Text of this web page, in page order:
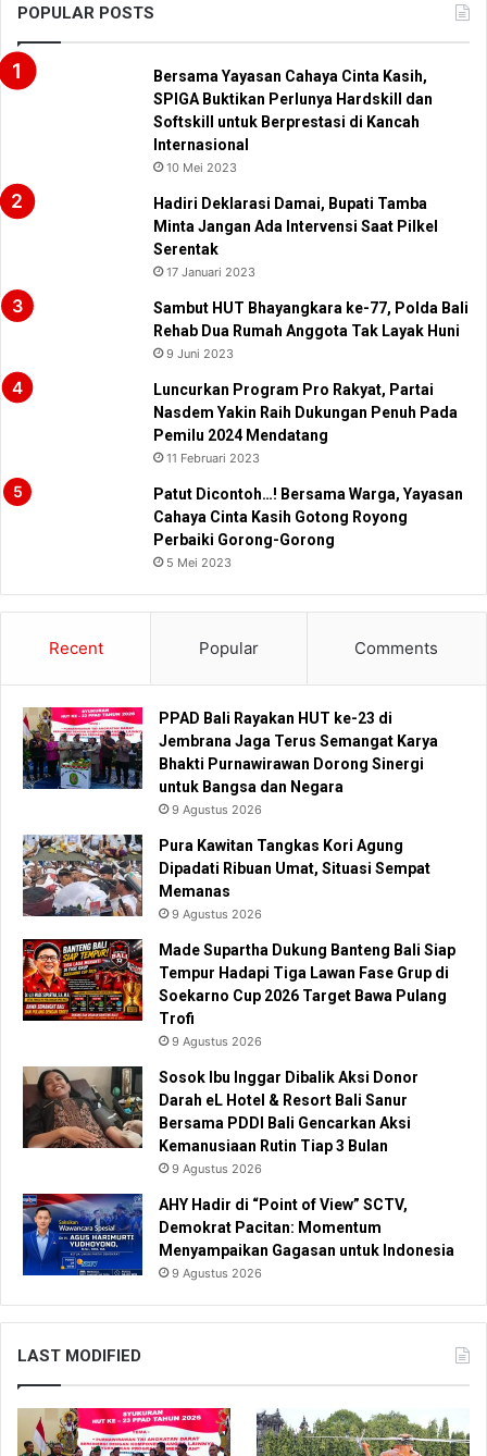
POPULAR POSTS
Bersama Yayasan Cahaya Cinta Kasih,
SPIGA Buktikan Perlunya Hardskill dan
Softskill untuk Berprestasi di Kancah
Internasional
10 Mei 2023
Hadiri Deklarasi Damai, Bupati Tamba
Minta Jangan Ada Intervensi Saat Pilkel
Serentak
17 Januari 2023
Sambut HUT Bhayangkara ke-77, Polda Bali
Rehab Dua Rumah Anggota Tak Layak Huni
9 Juni 2023
Luncurkan Program Pro Rakyat, Partai
Nasdem Yakin Raih Dukungan Penuh Pada
Pemilu 2024 Mendatang
11 Februari 2023
Patut Dicontoh…! Bersama Warga, Yayasan
Cahaya Cinta Kasih Gotong Royong
Perbaiki Gorong-Gorong
5 Mei 2023
Recent Popular Comments
PPAD Bali Rayakan HUT ke-23 di
Jembrana Jaga Terus Semangat Karya
Bhakti Purnawirawan Dorong Sinergi
untuk Bangsa dan Negara
9 Agustus 2026
Pura Kawitan Tangkas Kori Agung
Dipadati Ribuan Umat, Situasi Sempat
Memanas
9 Agustus 2026
Made Supartha Dukung Banteng Bali Siap
Tempur Hadapi Tiga Lawan Fase Grup di
Soekarno Cup 2026 Target Bawa Pulang
Trofi
9 Agustus 2026
Sosok Ibu Inggar Dibalik Aksi Donor
Darah eL Hotel & Resort Bali Sanur
Bersama PDDI Bali Gencarkan Aksi
Kemanusiaan Rutin Tiap 3 Bulan
9 Agustus 2026
AHY Hadir di “Point of View” SCTV,
Demokrat Pacitan: Momentum
Menyampaikan Gagasan untuk Indonesia
9 Agustus 2026
LAST MODIFIED